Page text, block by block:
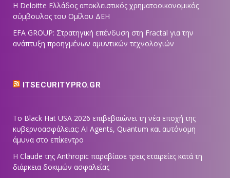
Η Deloitte Ελλάδος αποκλειστικός χρηματοοικονομικός
σύμβουλος του Ομίλου ΔΕΗ
EFA GROUP: Στρατηγική επένδυση στη Fractal για την
ανάπτυξη προηγμένων αμυντικών τεχνολογιών
ITSECURITYPRO.GR
Το Black Hat USA 2026 επιβεβαιώνει τη νέα εποχή της
κυβερνοασφάλειας: AI Agents, Quantum και αυτόνομη
άμυνα στο επίκεντρο
Η Claude της Anthropic παραβίασε τρεις εταιρείες κατά τη
διάρκεια δοκιμών ασφαλείας